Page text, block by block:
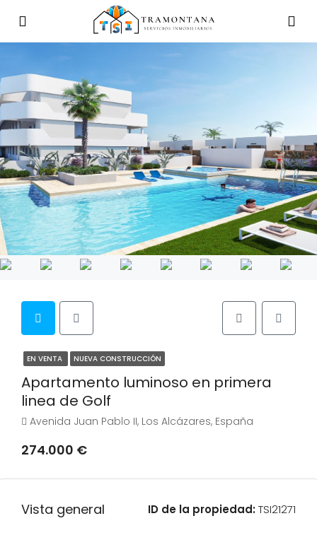
EN VENTA NUEVA CONSTRUCCIÓN
Apartamento luminoso en primera
linea de Golf
Avenida Juan Pablo II, Los Alcázares, España
274.000 €
Vista general ID de la propiedad:TSI21271